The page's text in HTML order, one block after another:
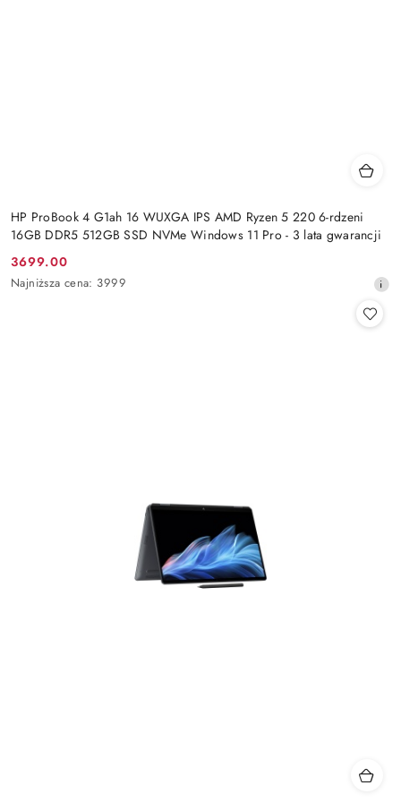
HP ProBook 4 G1ah 16 WUXGA IPS AMD Ryzen 5 220 6-rdzeni
16GB DDR5 512GB SSD NVMe Windows 11 Pro - 3 lata gwarancji
Cena
promocyjna:
3699.00
Najniższa
Najniższa cena: 3999